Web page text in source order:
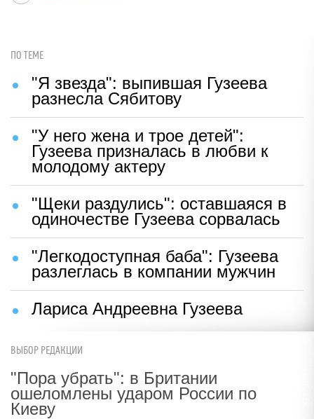
ПО ТЕМЕ
"Я звезда": выпившая Гузеева
разнесла Сябитову
"У него жена и трое детей":
Гузеева призналась в любви к
молодому актеру
"Щеки раздулись": оставшаяся в
одиночестве Гузеева сорвалась
"Легкодоступная баба": Гузеева
разлеглась в компании мужчин
Лариса Андреевна Гузеева
ВЫБОР РЕДАКЦИИ
"Пора убрать": в Британии
ошеломлены ударом России по
Киеву